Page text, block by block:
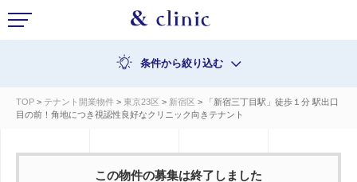
条件から絞り込む
TOP > テナント開業物件 > 東京23区 > 新宿区 > 「新宿三丁目駅」徒歩１分 駅出口
目の前！角地につき視認性良好なクリニック向きテナント
この物件の募集は終了しました